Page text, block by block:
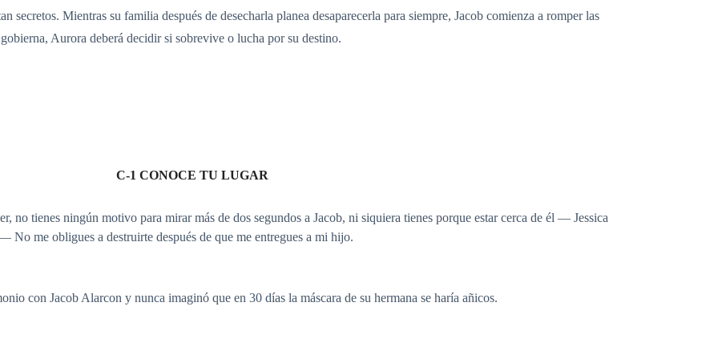
secretos. Mientras su familia después de desecharla planea desaparecerla para siempre, Jacob comienza a romper las
Aurora deberá decidir si sobrevive o lucha por su destino.
C-1 CONOCE TU LUGAR
no tienes ningún motivo para mirar más de dos segundos a Jacob, ni siquiera tienes porque estar cerca de él — Jessica
No me obligues a destruirte después de que me entregues a mi hijo.
con Jacob Alarcon y nunca imaginó que en 30 días la máscara de su hermana se haría añicos.